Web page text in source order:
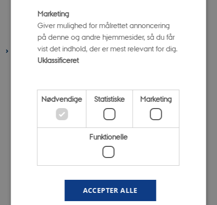
marts 2022(3 poster)
februar 2022(4 poster)
januar 2022(3 poster)
december 2021(1 post)
september 2021
(4 poster)
august 2021(6 poster)
april 2021(6 poster)
februar 2021(3 poster)
(6 poster)
Marketing
Giver mulighed for målrettet annoncering
på denne og andre hjemmesider, så du får
vist det indhold, der er mest relevant for dig.
Uklassificeret
Nødvendige Statistiske Marketing
Funktionelle
ACCEPTER ALLE